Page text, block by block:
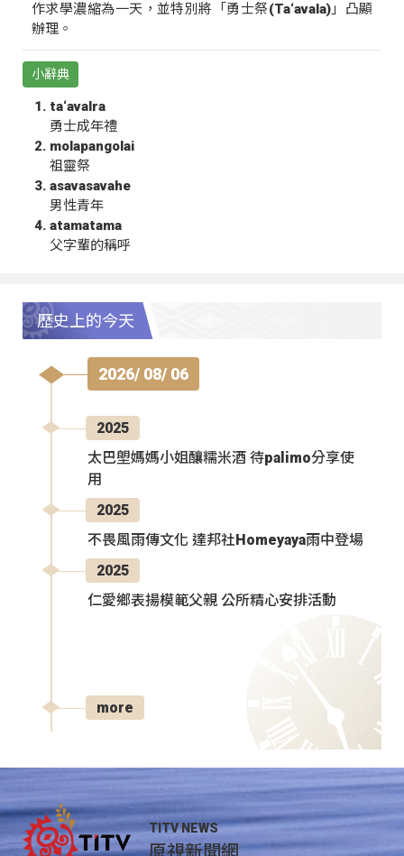
作求學濃縮為一天，並特別將「勇士祭(Ta‘avala)」凸顯
辦理。
小辭典
ta‘avalra
勇士成年禮
molapangolai
祖靈祭
asavasavahe
男性青年
atamatama
父字輩的稱呼
歷史上的今天
2026/ 08/ 06
2025
太巴塱媽媽小姐釀糯米酒 待palimo分享使
用
2025
不畏風雨傳文化 達邦社Homeyaya雨中登場
2025
仁愛鄉表揚模範父親 公所精心安排活動
more
TITV NEWS
原視新聞網